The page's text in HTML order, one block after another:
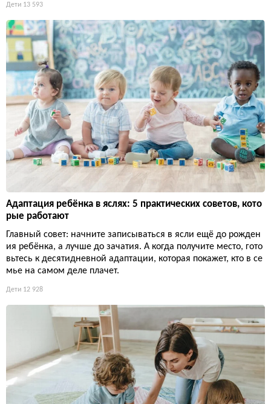
Дети 13 593
Адаптация ребёнка в яслях: 5 практических советов, кото
рые работают
Главный совет: начните записываться в ясли ещё до рожден
ия ребёнка, а лучше до зачатия. А когда получите место, гото
вьтесь к десятидневной адаптации, которая покажет, кто в се
мье на самом деле плачет.
Дети 12 928